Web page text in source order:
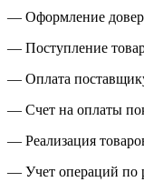
— Оформление
— Поступление
— Оплата
— Счет на оплаты
— Реализация
— Учет операций по